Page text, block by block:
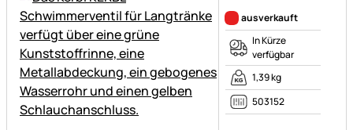
ausverkauft
In Kürze
verfügbar
1,39 kg
503152